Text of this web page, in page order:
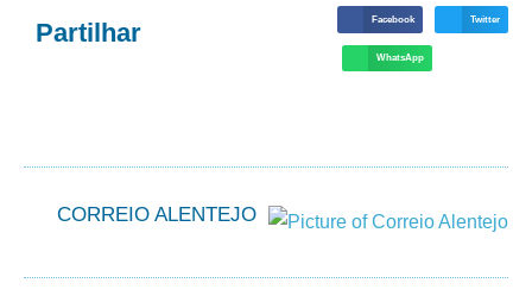
Partilhar Facebook Twitter
WhatsApp
CORREIO ALENTEJO